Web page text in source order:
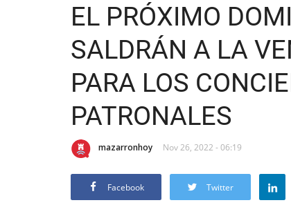
EL PRÓXIMO
SALDRÁN A LA
PARA LOS
PATRONALES
mazarronhoy Nov 26, 2022 - 06:19
Facebook Twitter